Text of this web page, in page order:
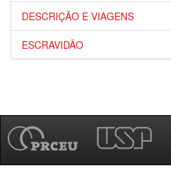
DESCRIÇÃO E VIAGENS
ESCRAVIDÃO